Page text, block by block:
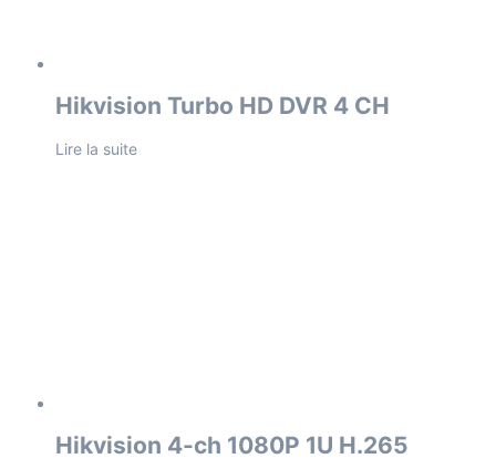
Hikvision Turbo HD DVR 4 CH
Lire la suite
Hikvision 4-ch 1080P 1U H.265